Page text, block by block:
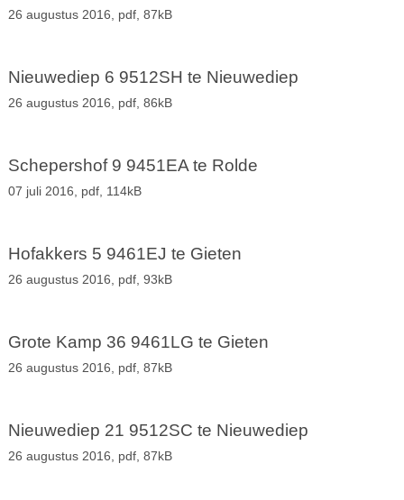
26 augustus 2016, pdf, 87kB
Nieuwediep 6 9512SH te Nieuwediep
26 augustus 2016, pdf, 86kB
Schepershof 9 9451EA te Rolde
07 juli 2016, pdf, 114kB
Hofakkers 5 9461EJ te Gieten
26 augustus 2016, pdf, 93kB
Grote Kamp 36 9461LG te Gieten
26 augustus 2016, pdf, 87kB
Nieuwediep 21 9512SC te Nieuwediep
26 augustus 2016, pdf, 87kB